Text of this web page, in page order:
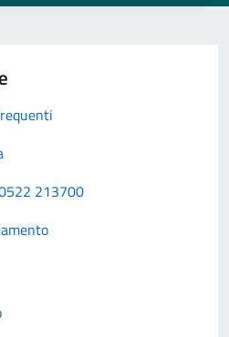
213700